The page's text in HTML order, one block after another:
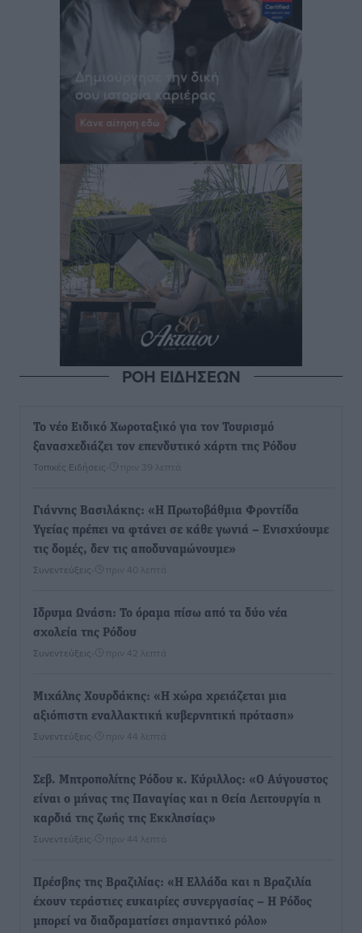
ΡΟΗ ΕΙΔΗΣΕΩΝ
Το νέο Ειδικό Χωροταξικό για τον Τουρισμό
ξανασχεδιάζει τον επενδυτικό χάρτη της Ρόδου
Τοπικές Ειδήσεις πριν 39 λεπτά
Γιάννης Βασιλάκης: «Η Πρωτοβάθμια Φροντίδα
Υγείας πρέπει να φτάνει σε κάθε γωνιά – Ενισχύουμε
τις δομές, δεν τις αποδυναμώνουμε»
Συνεντεύξεις πριν 40 λεπτά
Ιδρυμα Ωνάση: Το όραμα πίσω από τα δύο νέα
σχολεία της Ρόδου
Συνεντεύξεις πριν 42 λεπτά
Μιχάλης Χουρδάκης: «Η χώρα χρειάζεται μια
αξιόπιστη εναλλακτική κυβερνητική πρόταση»
Συνεντεύξεις πριν 44 λεπτά
Σεβ. Μητροπολίτης Ρόδου κ. Κύριλλος: «Ο Αύγουστος
είναι ο μήνας της Παναγίας και η Θεία Λειτουργία η
καρδιά της ζωής της Εκκλησίας»
Συνεντεύξεις πριν 44 λεπτά
Πρέσβης της Βραζιλίας: «Η Ελλάδα και η Βραζιλία
έχουν τεράστιες ευκαιρίες συνεργασίας – Η Ρόδος
μπορεί να διαδραματίσει σημαντικό ρόλο»